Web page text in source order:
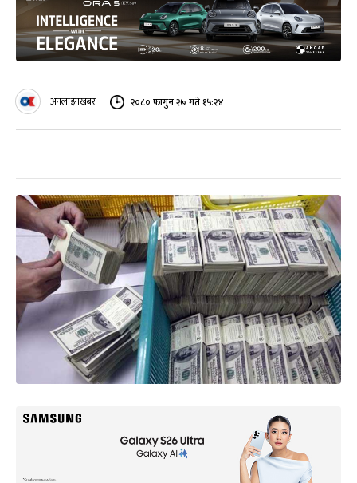
अनलाइनखबर २०८० फागुन २७ गते १५:२४